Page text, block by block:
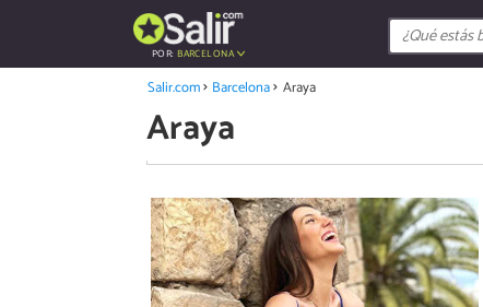
POR:BARCELONA
Salir.com Barcelona Araya
Araya